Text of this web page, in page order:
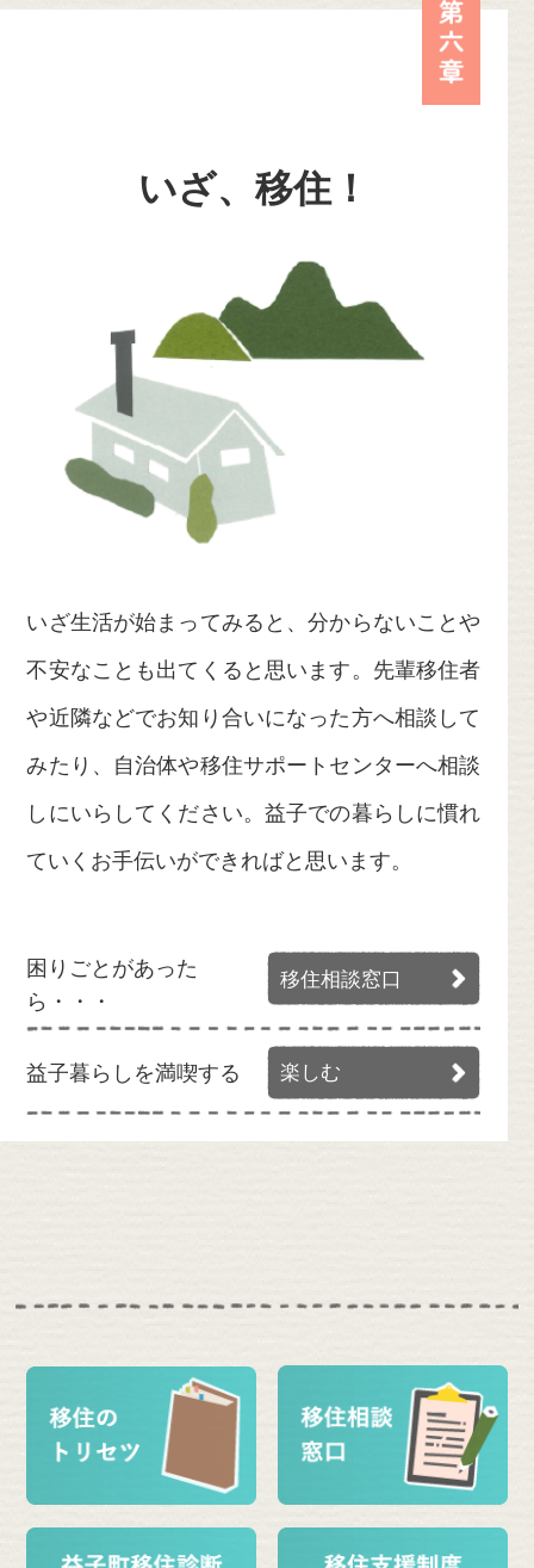
いざ、移住！
いざ生活が始まってみると、分からないことや
不安なことも出てくると思います。先輩移住者
や近隣などでお知り合いになった方へ相談して
みたり、自治体や移住サポートセンターへ相談
しにいらしてください。益子での暮らしに慣れ
ていくお手伝いができればと思います。
困りごとがあった
ら・・・
移住相談窓口
益子暮らしを満喫する 楽しむ